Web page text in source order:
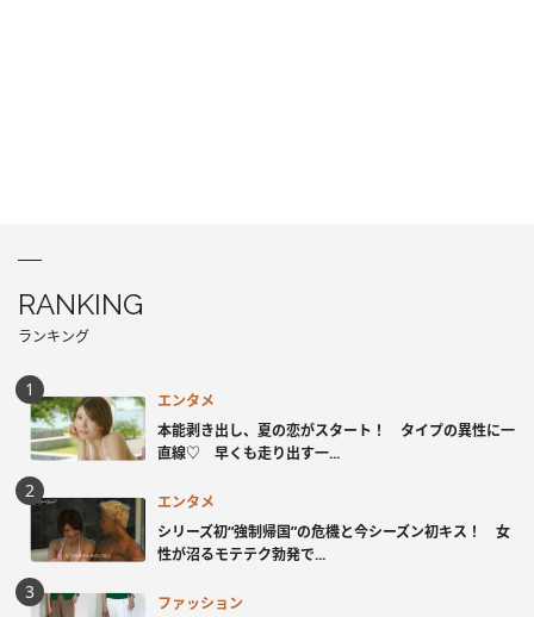
RANKING
ランキング
エンタメ
本能剥き出し、夏の恋がスタート！ タイプの異性に一
直線♡ 早くも走り出す一...
エンタメ
シリーズ初“強制帰国”の危機と今シーズン初キス！ 女
性が沼るモテテク勃発で...
ファッション